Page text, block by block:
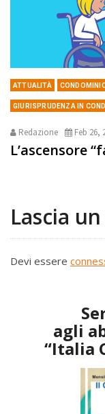
ATTUALITÀ
GIURISPRUDENZA IN
Redazione Feb 26,
L’ascensore
Lascia
Devi essere
agli
“Italia